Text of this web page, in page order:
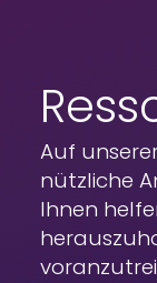
Auf
nützliche
Ihnen